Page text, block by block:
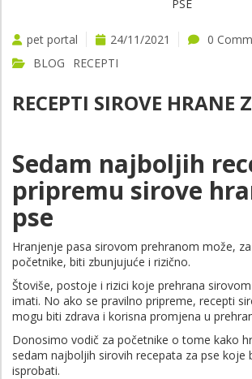
pet portal 24/11/2021
0
BLOG
RECEPTI
RECEPTI SIROVE HRANE
Sedam najboljih
pripremu sirove
pse
Hranjenje pasa sirovom prehranom može,
početnike, biti zbunjujuće i rizično.
Štoviše, postoje i rizici koje prehrana
imati. No ako se pravilno pripreme, recepti
mogu biti zdrava i korisna promjena u
Donosimo vodič za početnike o tome kako
sedam najboljih sirovih recepata za pse koje
isprobati.